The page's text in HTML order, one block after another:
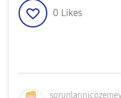
0 Likes
sorunlarınıçöze